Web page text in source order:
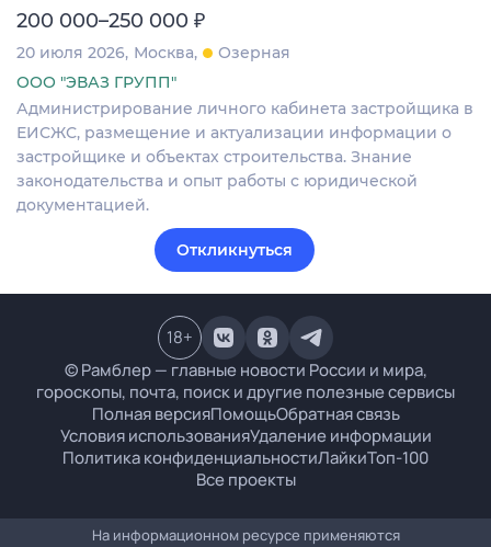
200 000–250 000 ₽
20 июля 2026 Москва
Озерная
ООО "ЭВАЗ ГРУПП"
Администрирование личного кабинета застройщика в
ЕИСЖС, размещение и актуализации информации о
застройщике и объектах строительства. Знание
законодательства и опыт работы с юридической
документацией.
Откликнуться
© Рамблер — главные новости России и мира,
гороскопы, почта, поиск и другие полезные сервисы
Полная версияПомощьОбратная связь
Условия использованияУдаление информации
Политика конфиденциальностиЛайкиТоп-100
Все проекты
18+
На информационном ресурсе применяются